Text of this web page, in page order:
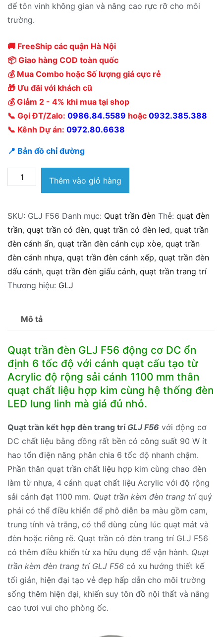
để tôn vinh không gian và nâng cao rực rỡ cho môi
trường.
🚚 FreeShip các quận Hà Nội
📦 Giao hàng COD toàn quốc
💰 Mua Combo hoặc Số lượng giá cực rẻ
🎁 Ưu đãi với khách cũ
💰 Giảm 2 - 4% khi mua tại shop
📞 Gọi ĐT/Zalo: 0986.84.5589 hoặc 0932.385.388
📞 Kênh Dự án: 0972.80.6638
📍 Bản đồ chỉ đường
Quạt
trần
GLJ
F56
số
lượng
Thêm vào giỏ hàng
SKU: GLJ F56 Danh mục: Quạt trần đèn Thẻ: quạt đèn
trần, quạt trần có đèn, quạt trần có đèn led, quạt trần
đèn cánh ẩn, quạt trần đèn cánh cụp xòe, quạt trần
đèn cánh nhựa, quạt trần đèn cánh xếp, quạt trần đèn
dấu cánh, quạt trần đèn giấu cánh, quạt trần trang trí
Thương hiệu: GLJ
Mô tả
Quạt trần đèn GLJ F56 động cơ DC ổn
định 6 tốc độ với cánh quạt cấu tạo từ
Acrylic độ rộng sải cánh 1100 mm thân
quạt chất liệu hợp kim cùng hệ thống đèn
LED lung linh mà giá đủ nhỏ.
Quạt trần kết hợp đèn trang trí GLJ F56 với động cơ
DC chất liệu bằng đồng rất bền có công suất 90 W ít
hao tổn điện năng phân chia 6 tốc độ nhanh chậm.
Phần thân quạt trần chất liệu hợp kim cùng chao đèn
làm từ nhựa, 4 cánh quạt chất liệu Acrylic với độ rộng
sải cánh đạt 1100 mm. Quạt trần kèm đèn trang tríquý
phái có thể điều khiển để phô diễn ba màu gồm cam,
trung tính và trắng, có thể dùng cùng lúc quạt mát và
đèn hoặc riêng rẽ. Quạt trần có đèn trang trí GLJ F56
có thêm điều khiển từ xa hữu dụng để vận hành. Quạt
trần kèm đèn trang trí GLJ F56 có xu hướng thiết kế
tối giản, hiện đại tạo vẻ đẹp hấp dẫn cho môi trường
sống thêm hiện đại, khiến suy tôn đồ nội thất và nâng
cao tươi vui cho phòng ốc.